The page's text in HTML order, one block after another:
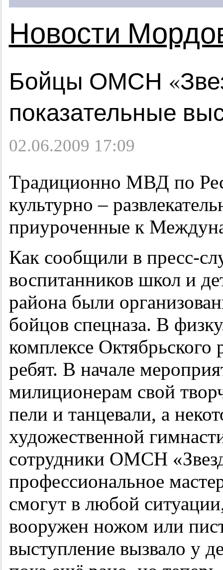
Новости
Бойцы ОМСН
показательные
02.06.2009 17:09
Традиционно МВД по
культурно –
приуроченные к
Как сообщили в пресс-
воспитанников школ и
района были
бойцов спецназа. В
комплексе Октябрьского
ребят. В начале
милиционерам свой
пели и танцевали, а
художественной
сотрудники ОМСН
профессиональное
смогут в любой
вооружен ножом или
выступление вызвало у